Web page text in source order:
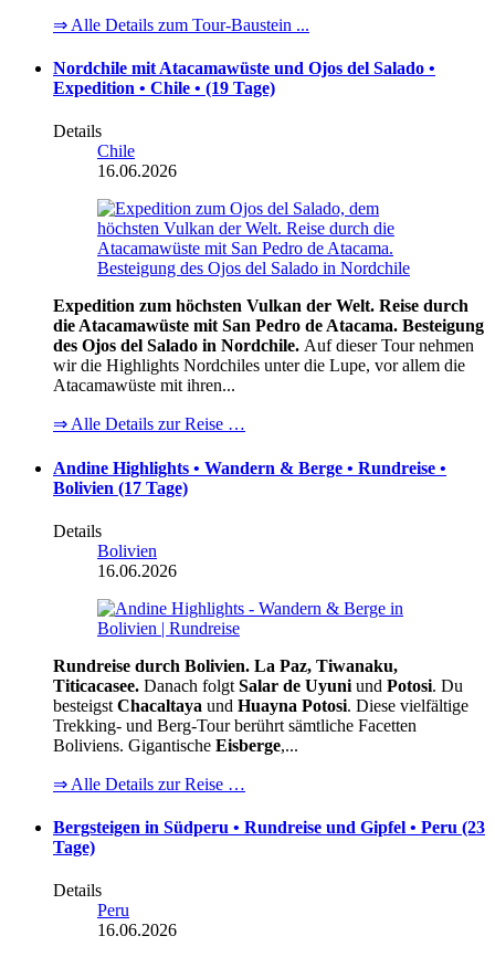
⇒ Alle Details zum Tour-Baustein ...
Nordchile mit Atacamawüste und Ojos del Salado •
Expedition • Chile • (19 Tage)
Details
Chile
16.06.2026
Expedition zum höchsten Vulkan der Welt. Reise durch
die Atacamawüste mit San Pedro de Atacama. Besteigung
des Ojos del Salado in Nordchile. Auf dieser Tour nehmen
wir die Highlights Nordchiles unter die Lupe, vor allem die
Atacamawüste mit ihren...
⇒ Alle Details zur Reise …
Andine Highlights • Wandern & Berge • Rundreise •
Bolivien (17 Tage)
Details
Bolivien
16.06.2026
Rundreise durch Bolivien. La Paz, Tiwanaku,
Titicacasee. Danach folgt Salar de Uyuni und Potosi. Du
besteigst Chacaltaya und Huayna Potosi. Diese vielfältige
Trekking- und Berg-Tour berührt sämtliche Facetten
Boliviens. Gigantische Eisberge,...
⇒ Alle Details zur Reise …
Bergsteigen in Südperu • Rundreise und Gipfel • Peru (23
Tage)
Details
Peru
16.06.2026